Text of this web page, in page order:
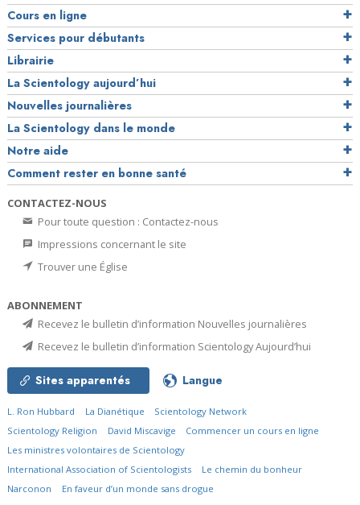
Cours en ligne
Services pour débutants
Librairie
La Scientology aujourd’hui
Nouvelles journalières
La Scientology dans le monde
Notre aide
Comment rester en bonne santé
CONTACTEZ-NOUS
Pour toute question : Contactez-nous
Impressions concernant le site
Trouver une Église
ABONNEMENT
Recevez le bulletin d’information Nouvelles journalières
Recevez le bulletin d’information Scientology Aujourd’hui
Sites apparentés Langue
L. Ron Hubbard La Dianétique
Scientology Network
Scientology Religion
David Miscavige
Commencer un cours en ligne
Les ministres volontaires de Scientology
International Association of Scientologists
Le chemin du bonheur
Narconon
En faveur d’un monde sans drogue